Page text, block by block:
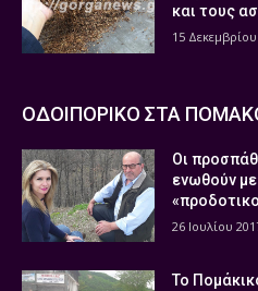
και τους
15
ΟΔΟΙΠΟΡΙΚΟ ΣΤΑ
Οι
ενωθούν
26 Ιουλίου
Το